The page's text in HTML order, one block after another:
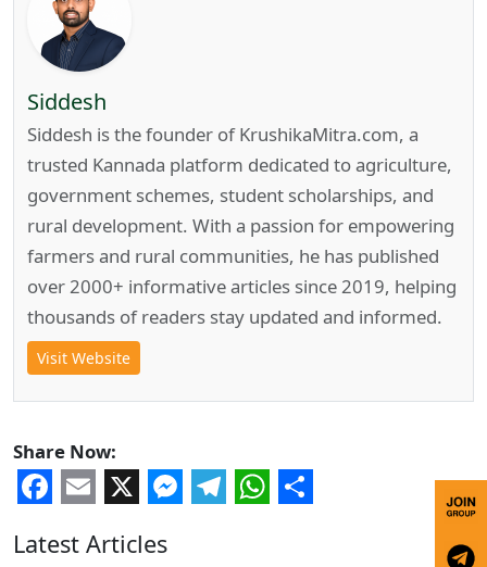
Siddesh
Siddesh is the founder of KrushikaMitra.com, a
trusted Kannada platform dedicated to agriculture,
government schemes, student scholarships, and
rural development. With a passion for empowering
farmers and rural communities, he has published
over 2000+ informative articles since 2019, helping
thousands of readers stay updated and informed.
Visit Website
Share Now:
Facebook
Email
X Messenger
Telegram
WhatsApp
Share
Latest Articles